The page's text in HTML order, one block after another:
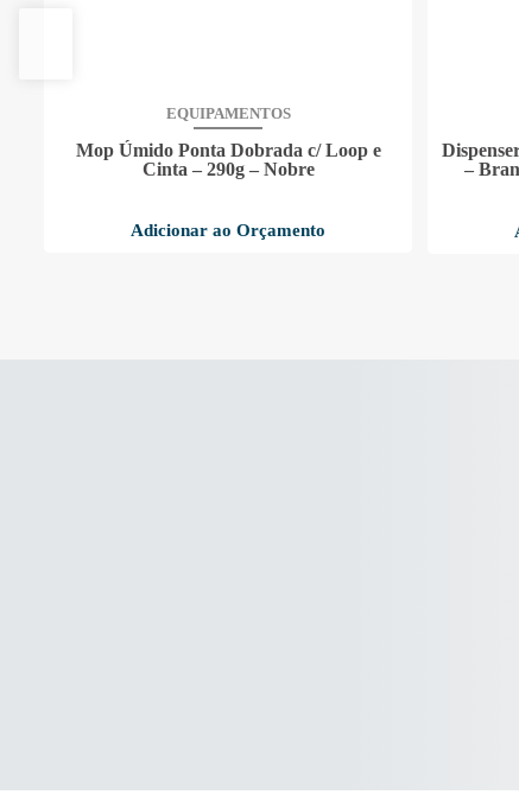
EQUIPAMENTOS
Mop Úmido Ponta Dobrada c/ Loop e
Cinta – 290g – Nobre
Adicionar ao Orçamento
–